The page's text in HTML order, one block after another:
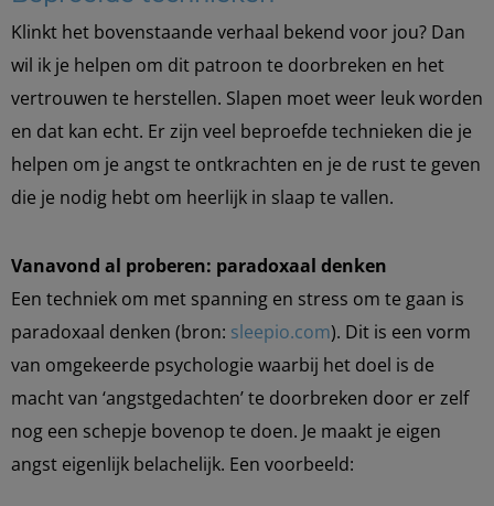
Klinkt het bovenstaande verhaal bekend voor jou? Dan
wil ik je helpen om dit patroon te doorbreken en het
vertrouwen te herstellen. Slapen moet weer leuk worden
en dat kan echt. Er zijn veel beproefde technieken die je
helpen om je angst te ontkrachten en je de rust te geven
die je nodig hebt om heerlijk in slaap te vallen.
Vanavond al proberen: paradoxaal denken
Een techniek om met spanning en stress om te gaan is
paradoxaal denken (bron: sleepio.com). Dit is een vorm
van omgekeerde psychologie waarbij het doel is de
macht van ‘angstgedachten’ te doorbreken door er zelf
nog een schepje bovenop te doen. Je maakt je eigen
angst eigenlijk belachelijk. Een voorbeeld: